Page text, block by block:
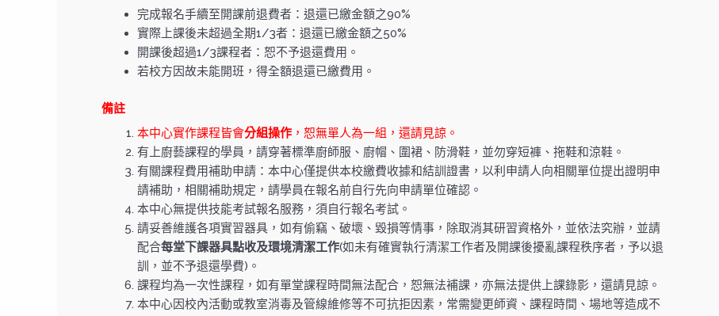
完成報名手續至開課前退費者：退還已繳金額之90%
實際上課後未超過全期1/3者：退還已繳金額之50%
開課後超過1/3課程者：恕不予退還費用。
若校方因故未能開班，得全額退還已繳費用。
備註
本中心實作課程皆會分組操作 ，恕無單人為一組，還請見諒。
有上廚藝課程的學員，請穿著標準廚師服、廚帽、圍裙、防滑鞋，並勿穿短褲、拖鞋和涼鞋。
有關課程費用補助申請：本中心僅提供本校繳費收據和結訓證書，以利申請人向相關單位提出證明申
請補助，相關補助規定，請學員在報名前自行先向申請單位確認。
本中心無提供技能考試報名服務，須自行報名考試。
請妥善維護各項實習器具，如有偷竊、破壞、毀損等情事，除取消其研習資格外，並依法究辦，並請
配合每堂下課器具點收及環境清潔工作(如未有確實執行清潔工作者及開課後擾亂課程秩序者，予以退
訓，並不予退還學費)。
課程均為一次性課程，如有單堂課程時間無法配合，恕無法補課，亦無法提供上課錄影，還請見諒。
本中心因校內活動或教室消毒及管線維修等不可抗拒因素，常需變更師資、課程時間、場地等造成不